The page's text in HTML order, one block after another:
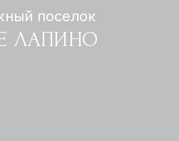
поселок
ЛАПИНО